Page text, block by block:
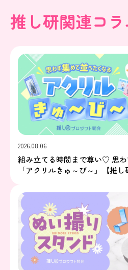
推し研関連コラ
2026.08.06
組み立てる時間まで尊い♡ 思
「アクリルきゅ～び～」【推し